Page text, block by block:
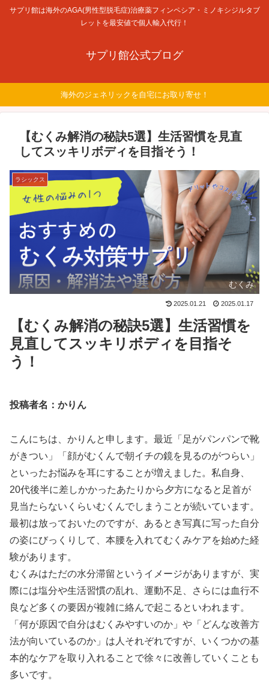
サプリ館は海外のAGA(男性型脱毛症)治療薬フィンペシア・ミノキシジルタブ
レットを最安値で個人輸入代行！
サプリ館公式ブログ
海外のジェネリックを自宅にお取り寄せ！
【むくみ解消の秘訣5選】生活習慣を見直
してスッキリボディを目指そう！
ラシックス
むくみ
2025.01.21 2025.01.17
【むくみ解消の秘訣5選】生活習慣を
見直してスッキリボディを目指そ
う！
投稿者名：かりん
こんにちは、かりんと申します。最近「足がパンパンで靴
がきつい」「顔がむくんで朝イチの鏡を見るのがつらい」
といったお悩みを耳にすることが増えました。私自身、
20代後半に差しかかったあたりから夕方になると足首が
見当たらないくらいむくんでしまうことが続いています。
最初は放っておいたのですが、あるとき写真に写った自分
の姿にびっくりして、本腰を入れてむくみケアを始めた経
験があります。
むくみはただの水分滞留というイメージがありますが、実
際には塩分や生活習慣の乱れ、運動不足、さらには血行不
良など多くの要因が複雑に絡んで起こるといわれます。
「何が原因で自分はむくみやすいのか」や「どんな改善方
法が向いているのか」は人それぞれですが、いくつかの基
本的なケアを取り入れることで徐々に改善していくことも
多いです。